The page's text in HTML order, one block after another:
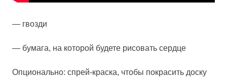
— гвозди
— бумага, на которой будете рисовать сердце
Опционально: спрей-краска, чтобы покрасить доску